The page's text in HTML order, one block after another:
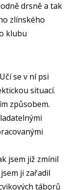
drsně a tak
zlínského
klubu
se v ní psi
situací.
způsobem.
jsem již zmínil
ji zařadil
táborů